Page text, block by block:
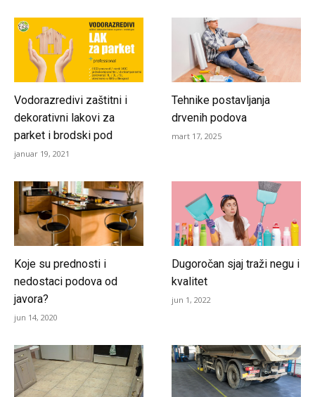
Vodorazredivi zaštitni i
dekorativni lakovi za
parket i brodski pod
januar 19, 2021
Tehnike postavljanja
drvenih podova
mart 17, 2025
Koje su prednosti i
nedostaci podova od
javora?
jun 14, 2020
Dugoročan sjaj traži negu i
kvalitet
jun 1, 2022